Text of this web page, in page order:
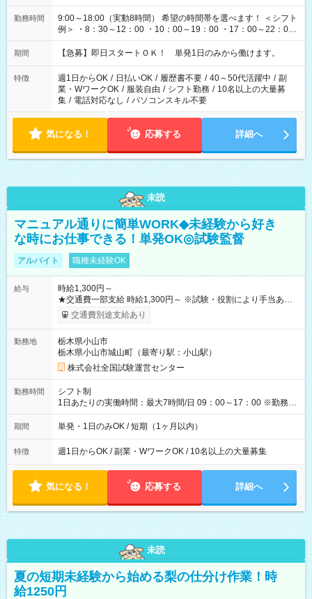
勤務時間
9:00～18:00（実動8時間） 希望の時間帯を選べます！ ＜シフト
例＞ ・8：30～12：00 ・10：00～19：00 ・17：00～22：00
・13：00～22：00 ・22：00～翌6：00 など
期間 【急募】即日スタートＯＫ！ 単発1日のみから働けます。
特徴 週1日からOK / 日払いOK / 履歴書不要 / 40～50代活躍中 / 副
業・WワークOK / 服装自由 / シフト勤務 / 10名以上の大量募
集 / 電話対応なし / パソコンスキル不要
気になる！ 応募する 詳細へ
未読
マニュアル通りに簡単WORK◆未経験から好き
な時にお仕事できる！単発OK◎試験監督
アルバイト 職種未経験OK
給与
時給1,300円～
★交通費一部支給 時給1,300円～ ※試験・役割により手当あり
※勤務回数により昇給あり 【即給（前払い）オプションあ
り！】 希望される場合、勤務から1週間ほどで給与の一部を受け
例】 ・河合塾模擬試験 8:30～17:30（休憩1時間） 時給1,300円
×8時間＝日収10,400円＋交通費 ※当日の役割により時給＋100
円の場合あり ・国家試験 7:00～13:30（休憩なし） 時給1,300
円（役割手当＋100円）×6時間＝日収8,400円＋交通費 【試用期
間】試用期間なし
交通費別途支給あり
勤務地
栃木県小山市
栃木県小山市城山町（最寄り駅：小山駅）
株式会社全国試験運営センター
勤務時間
シフト制
1日あたりの実働時間：最大7時間/日 09：00～17：00 ※勤務時
間は 試験により異なります。
期間 単発・1日のみOK / 短期（1ヶ月以内）
特徴 週1日からOK / 副業・WワークOK / 10名以上の大量募集
気になる！ 応募する 詳細へ
未読
夏の短期未経験から始める梨の仕分け作業！時
給1250円